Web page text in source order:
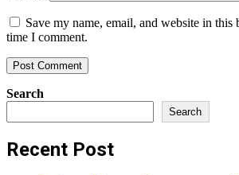
Save my name, email, and website in this
time I comment.
Search
Search
Recent Post